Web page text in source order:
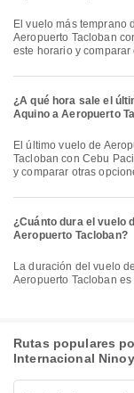
El vuelo más temprano de Aeropuerto Internacional Ninoy Aquino a
Aeropuerto Tacloban
este horario y
¿A qué hora sale el
Aquino a Aeropuerto
El último vuelo de Aeropuerto Internacional Ninoy Aquino a Aeropuerto
Tacloban con Cebu
y comparar otras
¿Cuánto dura el vuelo
Aeropuerto Tacloban?
La duración del vuelo de Aeropuerto Internacional Ninoy Aquino a
Aeropuerto Tacloban
Rutas populares
Internacional